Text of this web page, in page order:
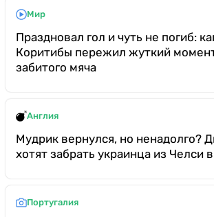
Мир
Праздновал гол и чуть не погиб:
Коритибы пережил жуткий
забитого мяча
Англия
Мудрик вернулся, но ненадолго?
хотят забрать украинца из Челси
Португалия